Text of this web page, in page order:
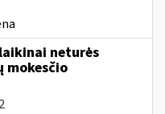
neturės
mokesčio